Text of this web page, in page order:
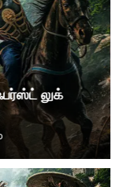
நடித்த ‘ஹாய்’
– The Paradise ‘
லுக்